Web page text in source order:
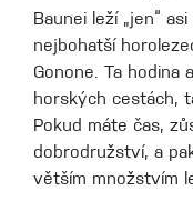
Baunei leží „jen“
nejbohatší
Gonone. Ta hodina
horských cestách,
Pokud máte čas,
dobrodružství, a
větším množstvím